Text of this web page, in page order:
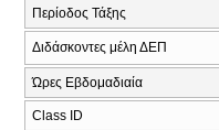
Περίοδος Τάξης
Διδάσκοντες μέλη ΔΕΠ
Ώρες Εβδομαδιαία
Class ID